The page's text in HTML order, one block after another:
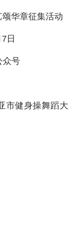
华章征集活动
日
号
健身操舞蹈大